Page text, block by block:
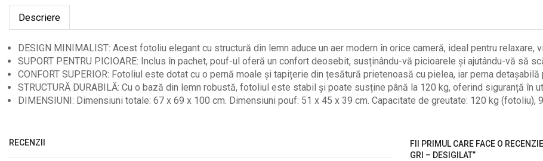
Descriere
DESIGN MINIMALIST: Acest fotoliu elegant cu structură din lemn aduce un aer modern în orice cameră, ideal pentru relaxare,
SUPORT PENTRU PICIOARE: Inclus în pachet, pouf-ul oferă un confort deosebit, susținându-vă picioarele și ajutându-vă să
CONFORT SUPERIOR: Fotoliul este dotat cu o pernă moale și tapițerie din țesătură prietenoasă cu pielea, iar perna
STRUCTURĂ DURABILĂ: Cu o bază din lemn robustă, fotoliul este stabil și poate susține până la 120 kg, oferind siguranță în
DIMENSIUNI: Dimensiuni totale: 67 x 69 x 100 cm. Dimensiuni pouf: 51 x 45 x 39 cm. Capacitate de greutate: 120 kg (fotoliu),
RECENZII
FII PRIMUL CARE FACE O
GRI – DESIGILAT”